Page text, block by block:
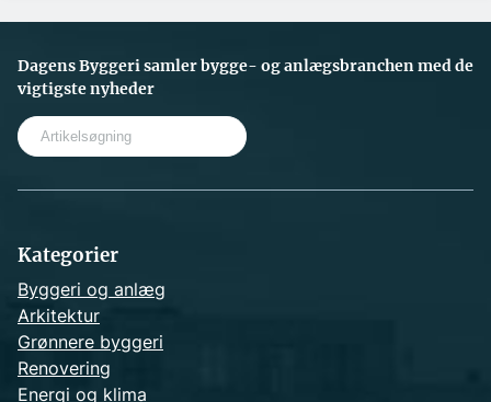
Dagens Byggeri samler bygge- og anlægsbranchen med de
vigtigste nyheder
Kategorier
Byggeri og anlæg
Arkitektur
Grønnere byggeri
Renovering
Energi og klima